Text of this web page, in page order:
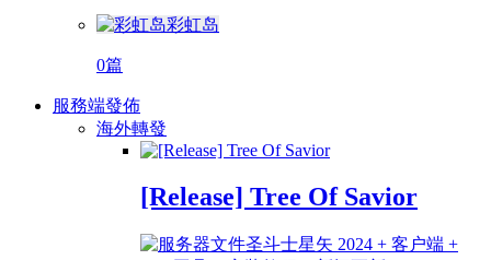
彩虹岛
0篇
服務端發佈
海外轉發
[Release] Tree Of Savior